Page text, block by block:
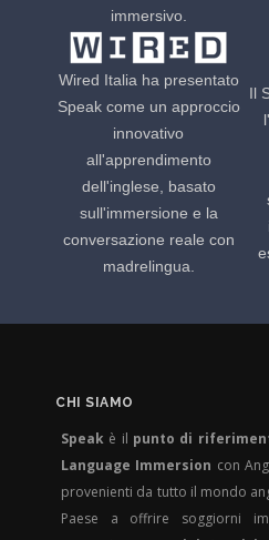
immersivo.
Wired Italia ha presentato
Speak come un approccio
innovativo
all'apprendimento
dell'inglese, basato
sull'immersione e la
conversazione reale con
madrelingua.
Il
CHI SIAMO
Speak è il punto di
Language Immersion con
provenienti da tutto il mondo
Paese a offrire soggiorni